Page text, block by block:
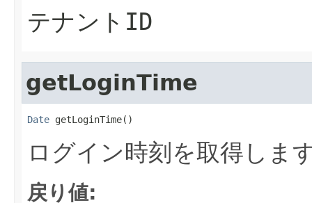
テナントID
getLoginTime
Date getLoginTime()
ログイン時刻を取得しま
戻り値: